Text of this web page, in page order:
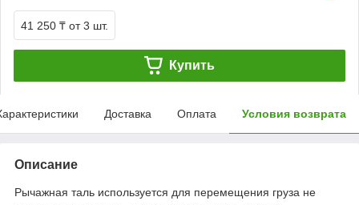
41 250 ₸ от 3 шт.
Купить
Доставка Оплата Условия возврата
Описание
Рычажная таль используется для перемещения груза не